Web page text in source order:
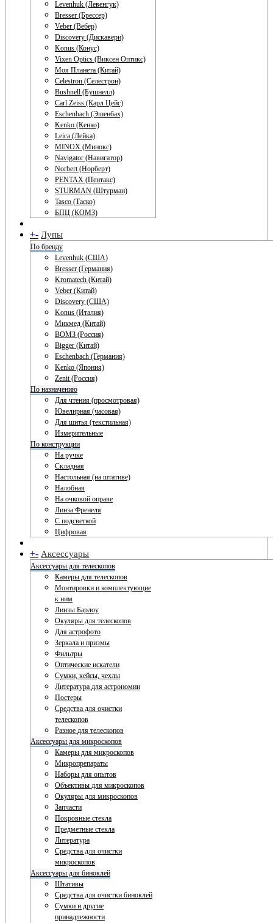
Levenhuk (Левенгук)
Bresser (Брессер)
Veber (Вебер)
Discovery (Дискавери)
Konus (Конус)
Vixen Optics (Виксен Оптикс)
Моя Планета (Китай)
Celestron (Селестрон)
Bushnell (Бушнелл)
Carl Zeiss (Карл Цейс)
Eschenbach (Эшенбах)
Kenko (Кенко)
Leica (Лейка)
MINOX (Минокс)
Navigator (Навигатор)
Norbert (Норберт)
PENTAX (Пентакс)
STURMAN (Штурман)
Tasco (Таско)
БПЦ (КОМЗ)
+- Лупы
По бренду
Levenhuk (США)
Bresser (Германия)
Kromatech (Китай)
Veber (Китай)
Discovery (США)
Konus (Италия)
Микмед (Китай)
ВОМЗ (Россия)
Bigger (Китай)
Eschenbach (Германия)
Kenko (Япония)
Zenit (Россия)
По назначению
Для чтения (просмотровая)
Ювелирная (часовая)
Для шитья (текстильная)
Измерительные
По конструкции
На ручке
Складная
Настольная (на штативе)
Налобная
На очковой оправе
Линза Френеля
С подсветкой
Цифровая
+- Аксессуары
Аксессуары для телескопов
Камеры для телескопов
Монтировки и комплектующие
к ним
Линзы Барлоу
Окуляры для телескопов
Для астрофото
Зеркала и призмы
Фильтры
Оптические искатели
Сумки, кейсы, чехлы
Литература для астрономии
Постеры
Средства для очистки
телескопов
Разное для телескопов
Аксессуары для микроскопов
Камеры для микроскопов
Микропрепараты
Наборы для опытов
Объективы для микроскопов
Окуляры для микроскопов
Запчасти
Покровные стекла
Предметные стекла
Литература
Средства для очистки
микроскопов
Аксессуары для биноклей
Штативы
Средства для очистки биноклей
Сумки и другие
принадлежности